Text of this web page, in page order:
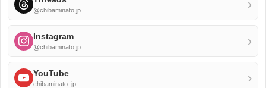
@chibaminato.jp ›
Instagram
@chibaminato.jp ›
YouTube
chibaminato_jp ›